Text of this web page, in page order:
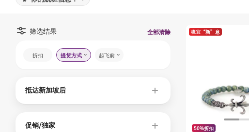
筛选结果 全部清除
折扣 提货方式 起飞前
抵达新加坡后
促销/独家
樟宜“新”意
50%折扣